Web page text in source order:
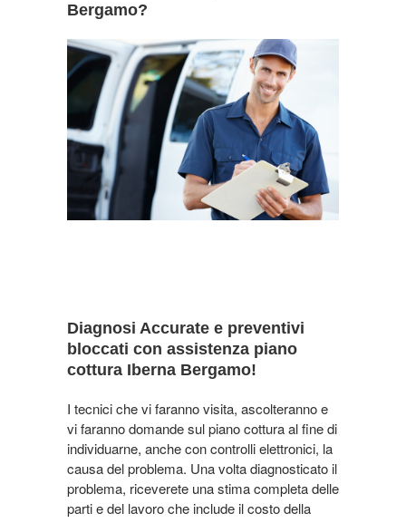
Bergamo?
Diagnosi Accurate e preventivi
bloccati con assistenza piano
cottura Iberna Bergamo!
I tecnici che vi faranno visita, ascolteranno e
vi faranno domande sul piano cottura al fine di
individuarne, anche con controlli elettronici, la
causa del problema. Una volta diagnosticato il
problema, riceverete una stima completa delle
parti e del lavoro che include il costo della